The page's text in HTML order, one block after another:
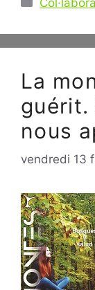
La
guérit.
nous
vendredi 13